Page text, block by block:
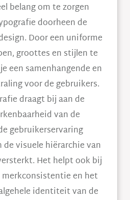
belang om te zorgen
doorheen de
Door een uniforme
groottes en stijlen te
een samenhangende en
voor de gebruikers.
draagt bij aan de
van de
gebruikerservaring
visuele hiërarchie van
Het helpt ook bij
en het
identiteit van de